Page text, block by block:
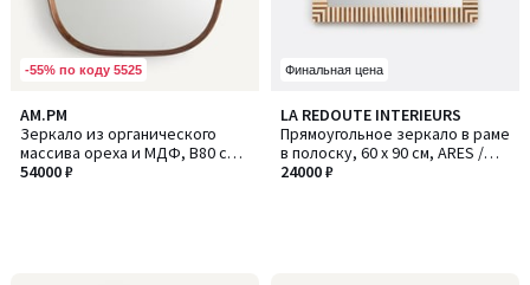
-55% по коду 5525
AM.PM
Зеркало из органического
массива ореха и МДФ, В80 см,
Orion / Орион
54000 ₽
Финальная цена
LA REDOUTE INTERIEURS
Прямоугольное зеркало в раме
в полоску, 60 x 90 см, ARES /
АРЭС
24000 ₽